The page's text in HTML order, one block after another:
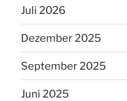
Juli 2026
Dezember 2025
September 2025
Juni 2025